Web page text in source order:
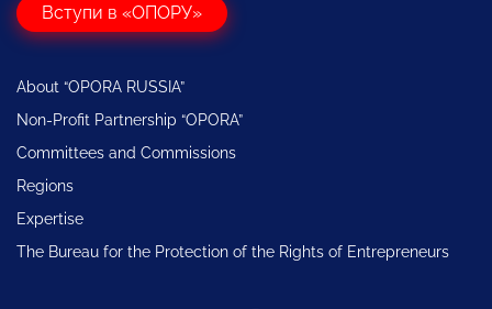
Вступи в «ОПОРУ»
About “OPORA RUSSIA”
Non-Profit Partnership “OPORA”
Committees and Commissions
Regions
Expertise
The Bureau for the Protection of the Rights of Entrepreneurs